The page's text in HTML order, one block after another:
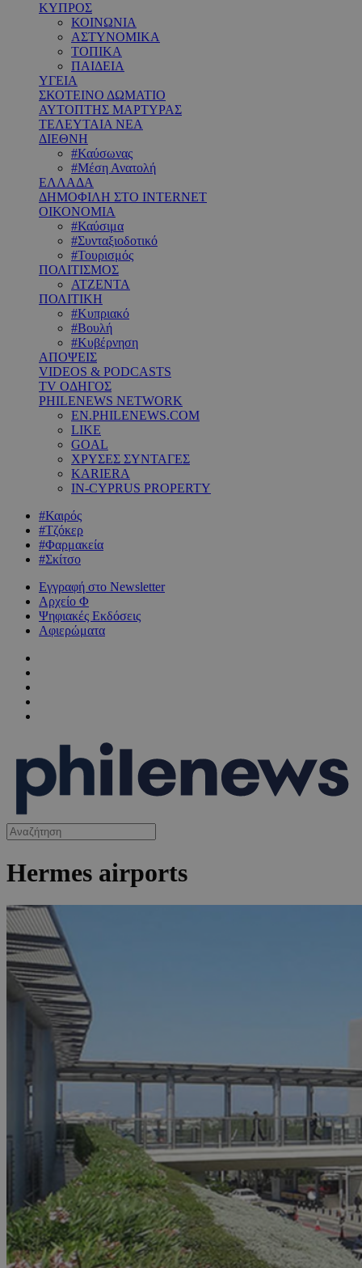
ΚΥΠΡΟΣ
ΚΟΙΝΩΝΙΑ
ΑΣΤΥΝΟΜΙΚΑ
ΤΟΠΙΚΑ
ΠΑΙΔΕΙΑ
ΥΓΕΙΑ
ΣΚΟΤΕΙΝΟ ΔΩΜΑΤΙΟ
ΑΥΤΟΠΤΗΣ ΜΑΡΤΥΡΑΣ
ΤΕΛΕΥΤΑΙΑ ΝΕΑ
ΔΙΕΘΝΗ
#Καύσωνας
#Μέση Ανατολή
ΕΛΛΑΔΑ
ΔΗΜΟΦΙΛΗ ΣΤΟ INTERNET
ΟΙΚΟΝΟΜΙΑ
#Καύσιμα
#Συνταξιοδοτικό
#Τουρισμός
ΠΟΛΙΤΙΣΜΟΣ
ΑΤΖΕΝΤΑ
ΠΟΛΙΤΙΚΗ
#Κυπριακό
#Βουλή
#Κυβέρνηση
ΑΠΟΨΕΙΣ
VIDEOS & PODCASTS
TV ΟΔΗΓΟΣ
PHILENEWS NETWORK
EN.PHILENEWS.COM
LIKE
GOAL
ΧΡΥΣΕΣ ΣΥΝΤΑΓΕΣ
KARIERA
IN-CYPRUS PROPERTY
#Καιρός
#Τζόκερ
#Φαρμακεία
#Σκίτσο
Εγγραφή στο Newsletter
Αρχείο Φ
Ψηφιακές Εκδόσεις
Αφιερώματα
Hermes airports